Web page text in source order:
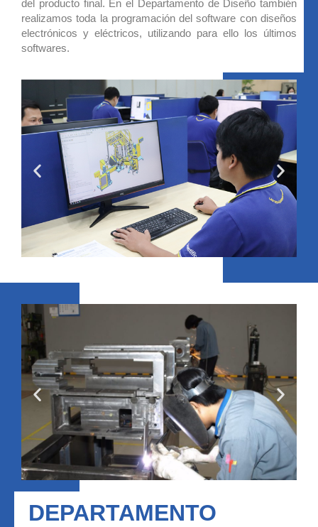
del producto final. En el Departamento de Diseño también
realizamos toda la programación del software con diseños
electrónicos y eléctricos, utilizando para ello los últimos
softwares.
DEPARTAMENTO